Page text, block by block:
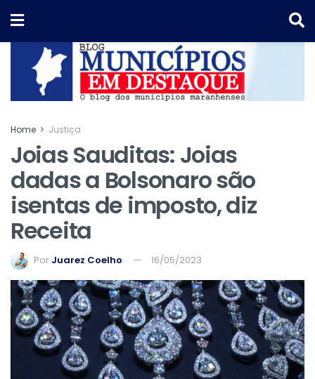
Home Justiça
Joias Sauditas: Joias
dadas a Bolsonaro são
isentas de imposto, diz
Receita
Por Juarez Coelho 16/05/2023